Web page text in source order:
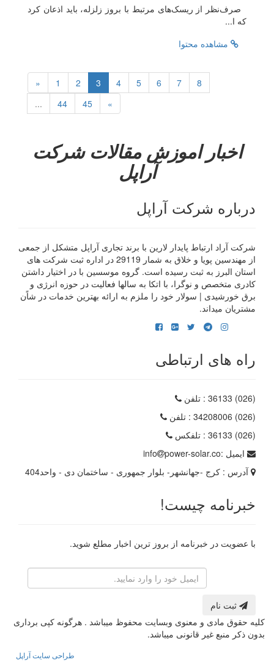
صرف‌‌نظر از ریسک‌‌های مرتبط با بروز زلزله، باید اذعان کرد
که ا...
مشاهده محتوا
« 1 2 3 4 5 6 7
8
...
44 45 »
اخبار اموزش مقالات شرکت
آراپل
درباره شرکت آراپل
شرکت آراد ارتباط پایدار لارین با برند تجاری آراپل متشکل از جمعی
از مهندسین پویا و خلاق به شمار 29119 در اداره ثبت شرکت های
استان البرز به ثبت رسیده است. گروه موسسین با در اختیار داشتن
کادری متخصص و نوگرا، با اتکا به سالها فعالیت در حوزه انرژی و
برق خورشیدی | سولار خود را ملزم به ارائه بهترین خدمات در شاًن
مشتریان میداند.
راه های ارتباطی
(026) 36133
: تلفن
(026) 34208006
: تلفن
(026) 36133
: تلفکس
ایمیل :
info
power-solar.co
آدرس : کرج -جهانشهر- بلوار جمهوری - ساختمان دی - واحد404
خبرنامه چیست!
با عضویت در خبرنامه از بروز ترین اخبار مطلع شوید.
ثبت نام
کلیه حقوق مادی و معنوی وبسایت محفوظ میباشد . هرگونه کپی برداری
بدون ذکر منبع غیر قانونی میباشد.
طراحی سایت آراپل